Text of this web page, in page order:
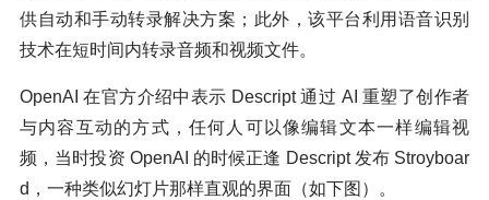
供自动和手动转录解决方案；此外，该平台利用语音识别
技术在短时间内转录音频和视频文件。
OpenAI 在官方介绍中表示 Descript 通过 AI 重塑了创作者
与内容互动的方式，任何人可以像编辑文本一样编辑视
频，当时投资 OpenAI 的时候正逢 Descript 发布 Stroyboar
d，一种类似幻灯片那样直观的界面（如下图）。